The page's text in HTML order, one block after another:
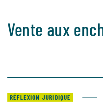
Vente aux
RÉFLEXION JURIDIQUE